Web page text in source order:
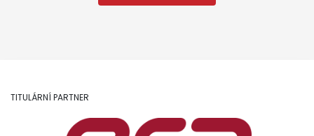
TITULÁRNÍ PARTNER